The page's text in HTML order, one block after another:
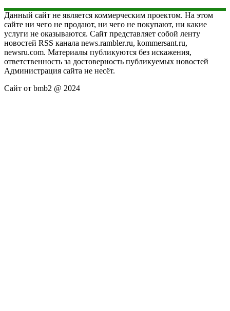
Данный сайт не является коммерческим проектом. На этом
сайте ни чего не продают, ни чего не покупают, ни какие
услуги не оказываются. Сайт представляет собой ленту
новостей RSS канала news.rambler.ru, kommersant.ru,
newsru.com. Материалы публикуются без искажения,
ответственность за достоверность публикуемых новостей
Администрация сайта не несёт.
Сайт от bmb2 @ 2024